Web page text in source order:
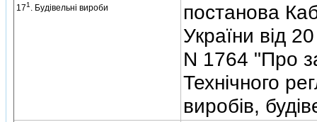
171 . Будiвельнi вироби
постанова
України вiд
N 1764 "Про
Технiчного
виробiв,